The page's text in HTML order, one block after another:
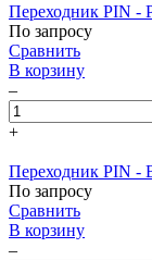
Переходник PIN -
По запросу
Сравнить
В корзину
–
+
Переходник PIN -
По запросу
Сравнить
В корзину
–